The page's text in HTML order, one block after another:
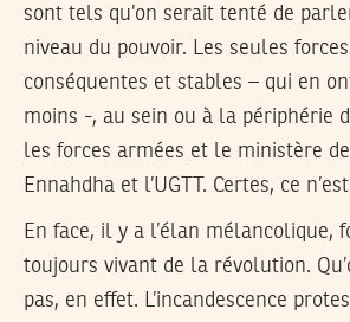
sont tels qu’on serait tenté de
niveau du pouvoir. Les seules
conséquentes et stables – qui en
moins -, au sein ou à la périphérie
les forces armées et le ministère
Ennahdha et l’UGTT. Certes, ce
En face, il y a l’élan mélancolique,
toujours vivant de la révolution.
pas, en effet. L’incandescence